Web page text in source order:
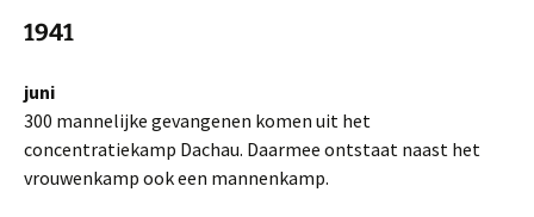
1941
juni
300 mannelijke gevangenen komen uit het
concentratiekamp Dachau. Daarmee ontstaat naast het
vrouwenkamp ook een mannenkamp.